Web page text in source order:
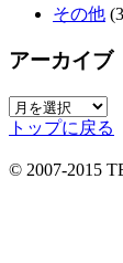
その他
アーカイブ
ア
ー
イ
トップに戻る
© 2007-2015